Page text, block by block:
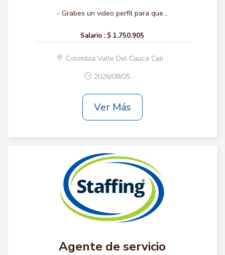
- Grabes un video perfil para que...
Salario : $ 1.750.905
Colombia Valle Del Cauca Cali
2026/08/05
Ver Más
Agente de servicio